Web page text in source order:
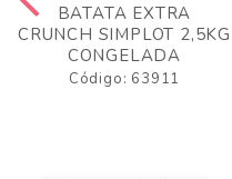
BATATA EXTRA
CRUNCH SIMPLOT 2,5KG
CONGELADA
Código: 63911